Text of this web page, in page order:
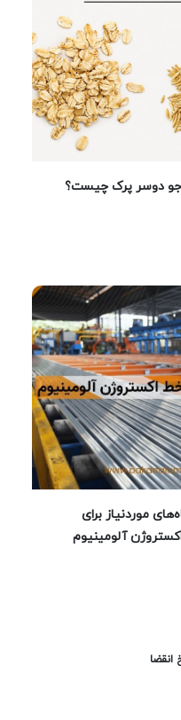
دوسر پرک چیست؟
موردنیاز برای
آلومینیوم